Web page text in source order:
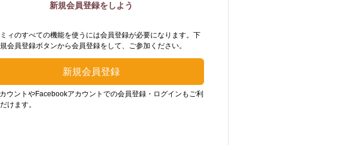
新規会員登録をしよう
ィのすべての機能を使うには会員登録が必要になります。下
会員登録ボタンから会員登録をして、ご参加ください。
ウントやFacebookアカウントでの会員登録・ログインもご利
けます。